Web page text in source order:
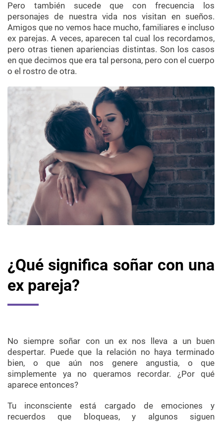
Pero también sucede que con frecuencia los
personajes de nuestra vida nos visitan en sueños.
Amigos que no vemos hace mucho, familiares e incluso
ex parejas. A veces, aparecen tal cual los recordamos,
pero otras tienen apariencias distintas. Son los casos
en que decimos que era tal persona, pero con el cuerpo
o el rostro de otra.
¿Qué significa soñar con una
ex pareja?
No siempre soñar con un ex nos lleva a un buen
despertar. Puede que la relación no haya terminado
bien, o que aún nos genere angustia, o que
simplemente ya no queramos recordar. ¿Por qué
aparece entonces?
Tu inconsciente está cargado de emociones y
recuerdos que bloqueas, y algunos siguen